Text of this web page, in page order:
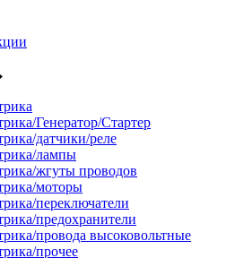
Генератор/Стартер
датчики/реле
лампы
жгуты проводов
моторы
переключатели
предохранители
провода высоковольтные
прочее